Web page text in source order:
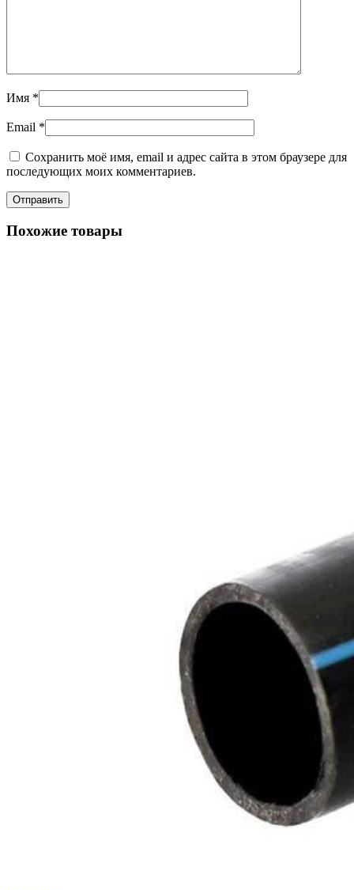
Имя *
Email *
Сохранить моё имя, email и адрес сайта в этом браузере для
последующих моих комментариев.
Похожие товары